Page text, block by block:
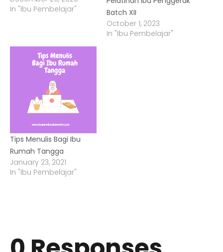
In "Ibu Pembelajar"
Batch XII
October 1, 2023
In "Ibu Pembelajar"
Tips Menulis Bagi Ibu
Rumah Tangga
January 23, 2021
In "Ibu Pembelajar"